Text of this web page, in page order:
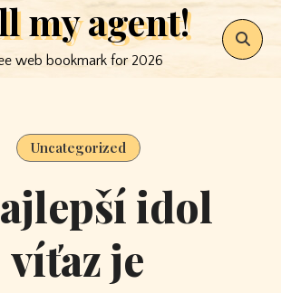
my agent!
web bookmark for 2026
Uncategorized
idol
víťaz je